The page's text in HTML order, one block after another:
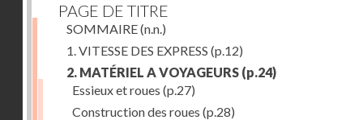
PAGE DE TITRE
SOMMAIRE(n.n.)
1. VITESSE DES EXPRESS (p.12)
2. MATÉRIEL A VOYAGEURS (p.24)
Essieux et roues (p.27)
Construction des roues (p.28)